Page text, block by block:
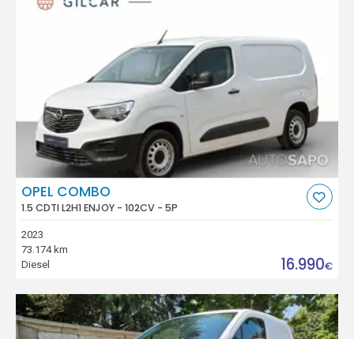
OPEL COMBO
1.5 CDTI L2H1 ENJOY - 102CV - 5P
2023
73.174 km
Diesel
16.990€